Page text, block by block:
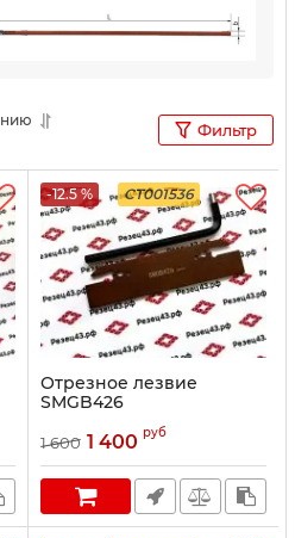
Фильтр
-12.5 % CT001536
Отрезное лезвие
SMGB426
1 600 1 400 руб